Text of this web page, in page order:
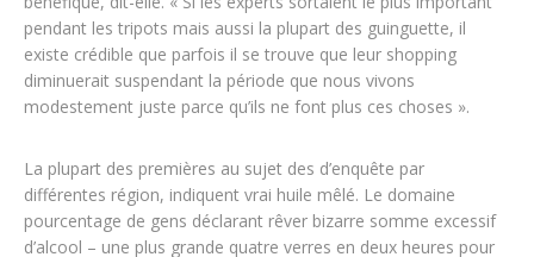
pendant les tripots mais aussi la plupart des guinguette, il
existe crédible que parfois il se trouve que leur shopping
diminuerait suspendant la période que nous vivons
modestement juste parce qu’ils ne font plus ces choses ».
La plupart des premières au sujet des d’enquête par
différentes région, indiquent vrai huile mêlé. Le domaine
pourcentage de gens déclarant rêver bizarre somme excessif
d’alcool – une plus grande quatre verres en deux heures pour